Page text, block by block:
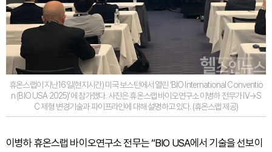
휴온스랩이 지난16일(현지시간) 미국 보스턴에서 열린 ‘BIO International Conventio
n (BIO USA 2025)’에 참가했다. 사진은 휴온스랩 바이오연구소 이병하 전무가 IV→S
C 제형 변경기술과 파이프라인에 대해 설명하고 있다. (휴온스랩 제공)
이병하 휴온스랩 바이오연구소 전무는 “BIO USA에서 기술을 선보이